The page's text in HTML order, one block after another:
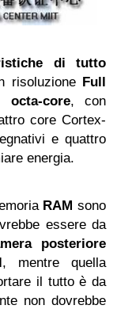
di tutto
risoluzione Full
octa-core, con
core Cortex-
e quattro
energia.
RAM sono
essere da
posteriore
, mentre quella
il tutto è da
non dovrebbe